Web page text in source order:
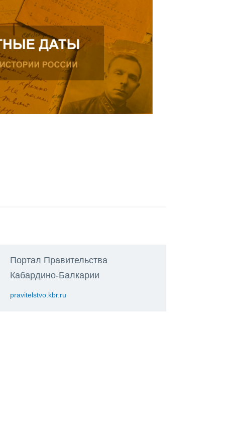
Портал Правительства
Кабардино-Балкарии
pravitelstvo.kbr.ru